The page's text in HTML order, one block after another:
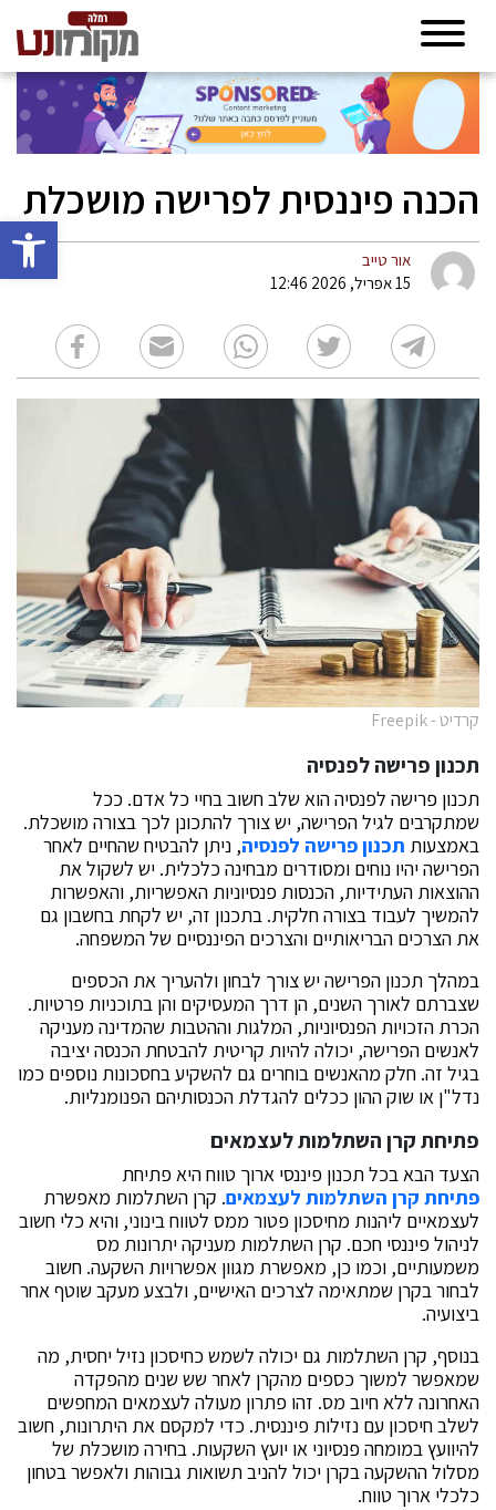
פתח
הכנה פיננסית לפרישה מושכלת
אור טייב
15 אפריל, 2026 12:46
קרדיט - Freepik
תכנון פרישה לפנסיה
תכנון פרישה לפנסיה הוא שלב חשוב בחיי כל אדם. ככל
שמתקרבים לגיל הפרישה, יש צורך להתכונן לכך בצורה מושכלת.
באמצעות תכנון פרישה לפנסיה, ניתן להבטיח שהחיים לאחר
הפרישה יהיו נוחים ומסודרים מבחינה כלכלית. יש לשקול את
ההוצאות העתידיות, הכנסות פנסיוניות האפשריות, והאפשרות
להמשיך לעבוד בצורה חלקית. בתכנון זה, יש לקחת בחשבון גם
את הצרכים הבריאותיים והצרכים הפיננסיים של המשפחה.
במהלך תכנון הפרישה יש צורך לבחון ולהעריך את הכספים
שצברתם לאורך השנים, הן דרך המעסיקים והן בתוכניות פרטיות.
הכרת הזכויות הפנסיוניות, המלגות וההטבות שהמדינה מעניקה
לאנשים הפרישה, יכולה להיות קריטית להבטחת הכנסה יציבה
בגיל זה. חלק מהאנשים בוחרים גם להשקיע בחסכונות נוספים כמו
נדל"ן או שוק ההון ככלים להגדלת הכנסותיהם הפנומנליות.
פתיחת קרן השתלמות לעצמאים
הצעד הבא בכל תכנון פיננסי ארוך טווח היא פתיחת
פתיחת קרן השתלמות לעצמאים. קרן השתלמות מאפשרת
לעצמאיים ליהנות מחיסכון פטור ממס לטווח בינוני, והיא כלי חשוב
לניהול פיננסי חכם. קרן השתלמות מעניקה יתרונות מס
משמעותיים, וכמו כן, מאפשרת מגוון אפשרויות השקעה. חשוב
לבחור בקרן שמתאימה לצרכים האישיים, ולבצע מעקב שוטף אחר
ביצועיה.
בנוסף, קרן השתלמות גם יכולה לשמש כחיסכון נזיל יחסית, מה
שמאפשר למשוך כספים מהקרן לאחר שש שנים מהפקדה
האחרונה ללא חיוב מס. זהו פתרון מעולה לעצמאים המחפשים
לשלב חיסכון עם נזילות פיננסית. כדי למקסם את היתרונות, חשוב
להיוועץ במומחה פנסיוני או יועץ השקעות. בחירה מושכלת של
מסלול ההשקעה בקרן יכול להניב תשואות גבוהות ולאפשר בטחון
כלכלי ארוך טווח.